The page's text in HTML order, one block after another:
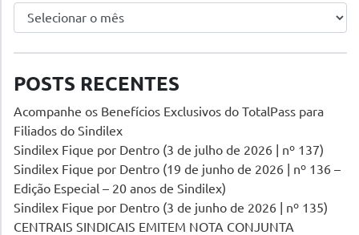
Arquivos
POSTS RECENTES
Acompanhe os Benefícios Exclusivos do TotalPass para
Filiados do Sindilex
Sindilex Fique por Dentro (3 de julho de 2026 | nº 137)
Sindilex Fique por Dentro (19 de junho de 2026 | nº 136 –
Edição Especial – 20 anos de Sindilex)
Sindilex Fique por Dentro (3 de junho de 2026 | nº 135)
CENTRAIS SINDICAIS EMITEM NOTA CONJUNTA